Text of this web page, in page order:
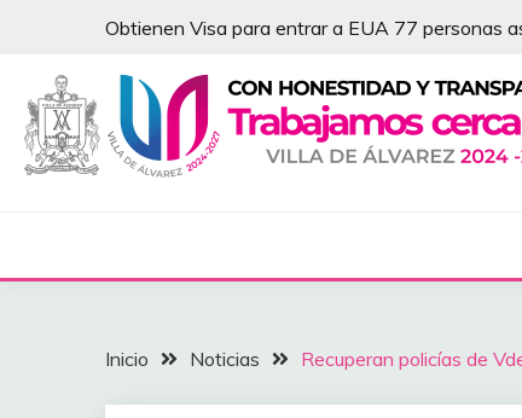
contenido
Obtienen Visa para entrar a EUA 77 personas
NOTICIAS – VILLA
Inicio Noticias Recuperan policías de